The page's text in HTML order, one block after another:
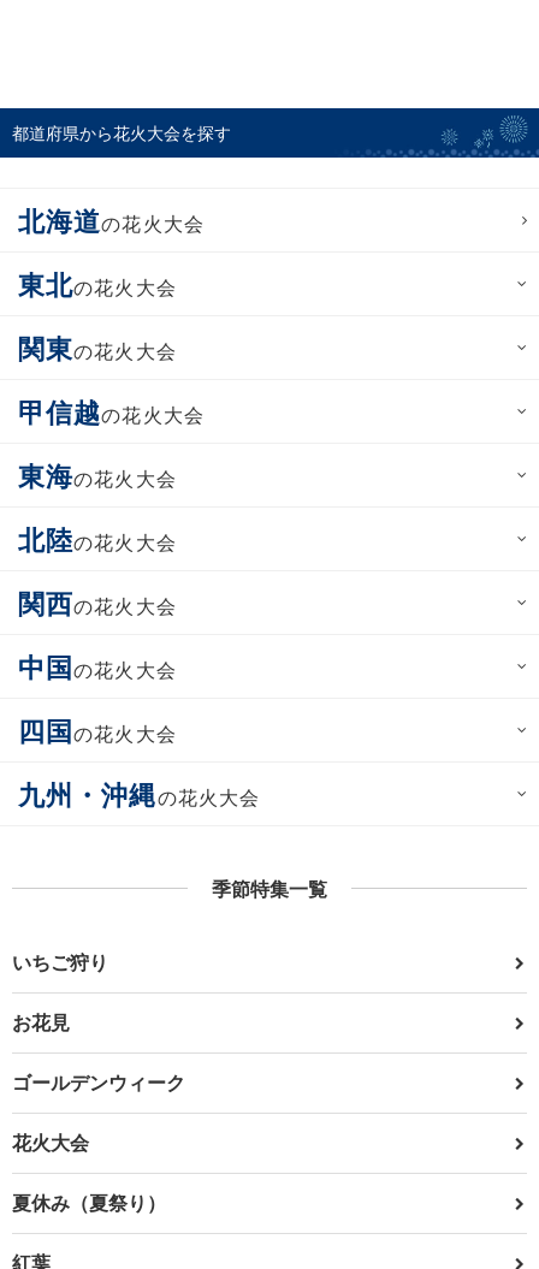
都道府県から花火大会を探す
北海道の花火大会
東北の花火大会
関東の花火大会
甲信越の花火大会
東海の花火大会
北陸の花火大会
関西の花火大会
中国の花火大会
四国の花火大会
九州・沖縄の花火大会
季節特集一覧
いちご狩り
お花見
ゴールデンウィーク
花火大会
夏休み（夏祭り）
紅葉